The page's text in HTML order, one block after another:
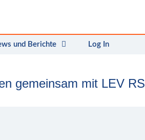
und Berichte Log In
gemeinsam mit LEV RS